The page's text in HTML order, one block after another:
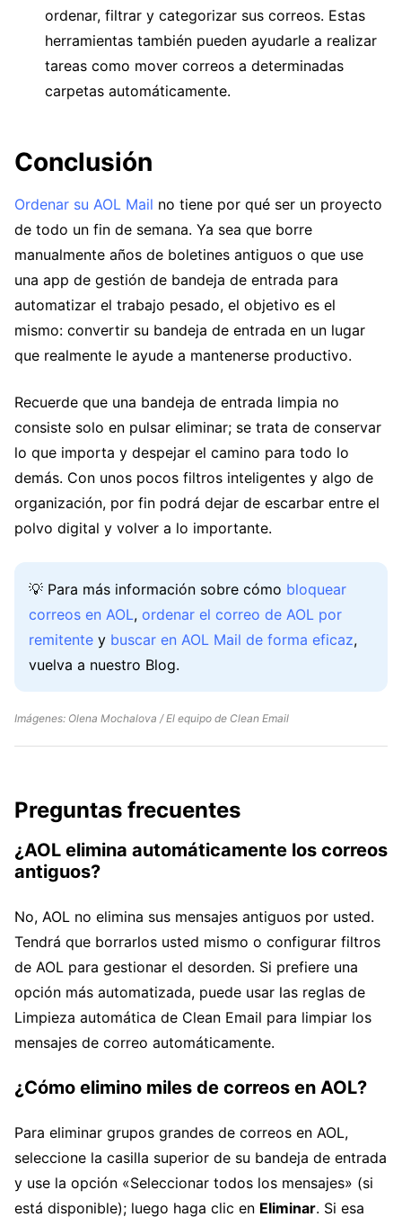
ordenar, filtrar y categorizar sus correos. Estas
herramientas también pueden ayudarle a realizar
tareas como mover correos a determinadas
carpetas automáticamente.
Conclusión
Ordenar su AOL Mail no tiene por qué ser un proyecto
de todo un fin de semana. Ya sea que borre
manualmente años de boletines antiguos o que use
una app de gestión de bandeja de entrada para
automatizar el trabajo pesado, el objetivo es el
mismo: convertir su bandeja de entrada en un lugar
que realmente le ayude a mantenerse productivo.
Recuerde que una bandeja de entrada limpia no
consiste solo en pulsar eliminar; se trata de conservar
lo que importa y despejar el camino para todo lo
demás. Con unos pocos filtros inteligentes y algo de
organización, por fin podrá dejar de escarbar entre el
polvo digital y volver a lo importante.
💡 Para más información sobre cómo bloquear
correos en AOL, ordenar el correo de AOL por
remitente y buscar en AOL Mail de forma eficaz,
vuelva a nuestro Blog.
Imágenes: Olena Mochalova / El equipo de Clean Email
Preguntas frecuentes
¿AOL elimina automáticamente los correos
antiguos?
No, AOL no elimina sus mensajes antiguos por usted.
Tendrá que borrarlos usted mismo o configurar filtros
de AOL para gestionar el desorden. Si prefiere una
opción más automatizada, puede usar las reglas de
Limpieza automática de Clean Email para limpiar los
mensajes de correo automáticamente.
¿Cómo elimino miles de correos en AOL?
Para eliminar grupos grandes de correos en AOL,
seleccione la casilla superior de su bandeja de entrada
y use la opción «Seleccionar todos los mensajes» (si
está disponible); luego haga clic en Eliminar. Si esa